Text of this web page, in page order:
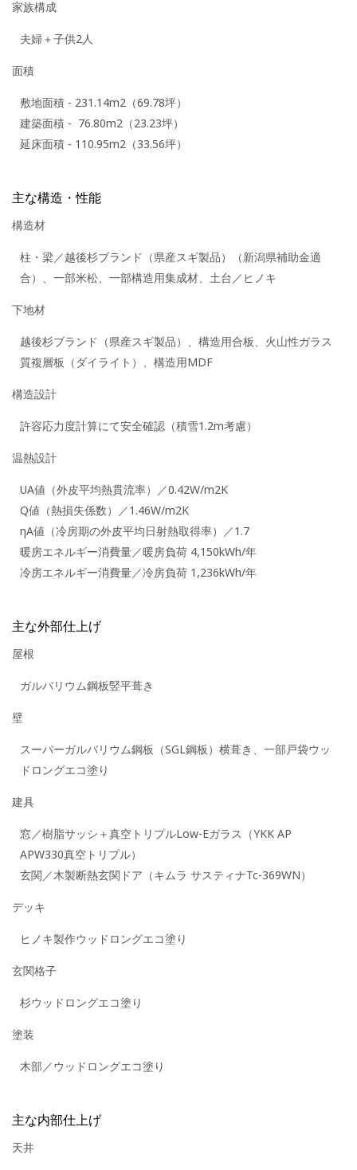
家族構成
夫婦＋子供2人
面積
敷地面積 - 231.14m2（69.78坪）
建築面積 - 76.80m2（23.23坪）
延床面積 - 110.95m2（33.56坪）
主な構造・性能
構造材
柱・梁／越後杉ブランド（県産スギ製品）（新潟県補助金適
合）、一部米松、一部構造用集成材、土台／ヒノキ
下地材
越後杉ブランド（県産スギ製品）、構造用合板、火山性ガラス
質複層板（ダイライト）、構造用MDF
構造設計
許容応力度計算にて安全確認（積雪1.2m考慮）
温熱設計
UA値（外皮平均熱貫流率）／0.42W/m2K
Q値（熱損失係数）／1.46W/m2K
ηA値（冷房期の外皮平均日射熱取得率）／1.7
暖房エネルギー消費量／暖房負荷 4,150kWh/年
冷房エネルギー消費量／冷房負荷 1,236kWh/年
主な外部仕上げ
屋根
ガルバリウム鋼板竪平葺き
壁
スーパーガルバリウム鋼板（SGL鋼板）横葺き、一部戸袋ウッ
ドロングエコ塗り
建具
窓／樹脂サッシ＋真空トリプルLow-Eガラス（YKK AP
APW330真空トリプル）
玄関／木製断熱玄関ドア（キムラ サスティナTc-369WN）
デッキ
ヒノキ製作ウッドロングエコ塗り
玄関格子
杉ウッドロングエコ塗り
塗装
木部／ウッドロングエコ塗り
主な内部仕上げ
天井